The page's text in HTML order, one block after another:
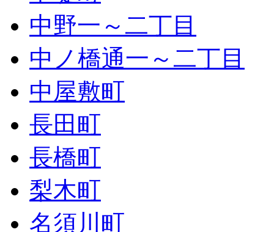
中野一～二丁目
中ノ橋通一～二丁目
中屋敷町
長田町
長橋町
梨木町
名須川町